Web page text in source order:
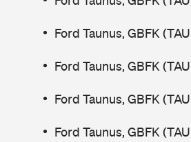
Ford Taunus, GBFK
Ford Taunus, GBFK
Ford Taunus, GBFK
Ford Taunus, GBFK